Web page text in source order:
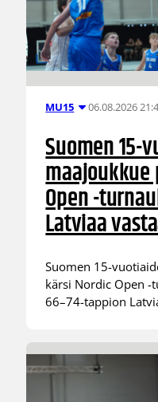
MU15 06.08.2026
Suomen
Open -
Latviaa
Suomen 15-
kärsi Nordic Open -
66–74-tappion